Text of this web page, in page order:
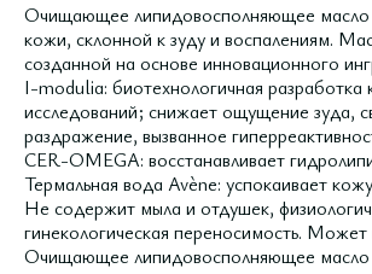
Очищающее липидовосполняющее масло
кожи, склонной к зуду и воспалениям.
созданной на основе инновационного
I-modulia: биотехнологичная
исследований; снижает ощущение зуда,
раздражение, вызванное
CER-OMEGA: восстанавливает
Термальная вода Avène: успокаивает
Не содержит мыла и отдушек,
гинекологическая переносимость.
Очищающее липидовосполняющее масло